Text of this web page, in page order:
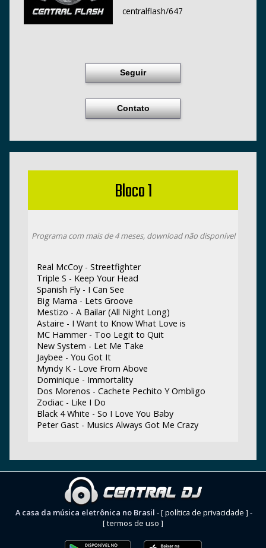
centralflash/647
Seguir
Contato
Bloco 1
Programa com mais de 4 meses, download não disponível
Real McCoy - Streetfighter
Triple S - Keep Your Head
Spanish Fly - I Can See
Big Mama - Lets Groove
Mestizo - A Bailar (All Night Long)
Astaire - I Want to Know What Love is
MC Hammer - Too Legit to Quit
New System - Let Me Take
Jaybee - You Got It
Myndy K - Love From Above
Dominique - Immortality
Dos Morenos - Cachete Pechito Y Ombligo
Zodiac - Like I Do
Black 4 White - So I Love You Baby
Peter Gast - Musics Always Got Me Crazy
A casa da música eletrônica no Brasil -[ política de privacidade ] -
[ termos de uso ]